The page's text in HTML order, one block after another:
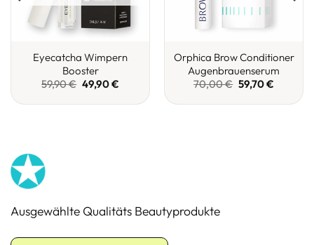
Eyecatcha Wimpern
Booster
59,90€ Ursprünglicher
Preis
war:
49,90€Aktueller
ist:
Orphica Brow Conditioner
Augenbrauenserum
70,00€ Ursprünglicher
Preis
war:
59,70€Aktueller
ist:
Ausgewählte Qualitäts Beautyprodukte